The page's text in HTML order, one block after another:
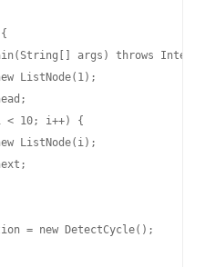
args) throws
ListNode(1);
< 10; i++) {
ListNode(i);
= new DetectCycle();